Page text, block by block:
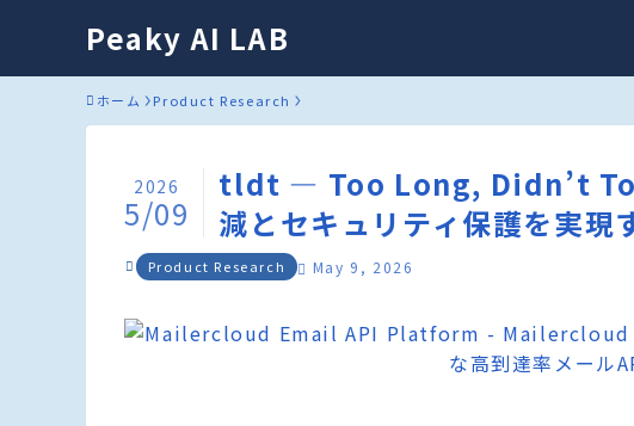
Peaky AI LAB
ホーム Product Research
tldt — Too Long, Didn’t
減とセキュリティ保護を実現
2026
5/09
Product Research May 9, 2026